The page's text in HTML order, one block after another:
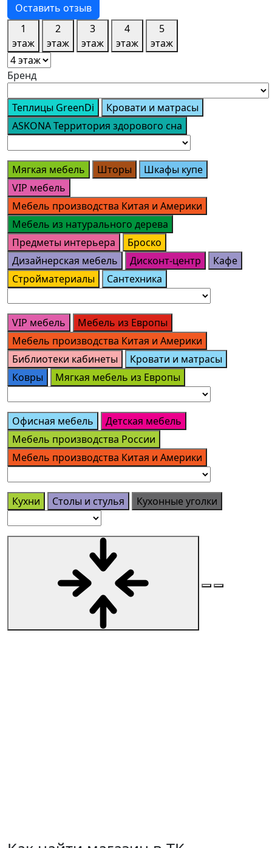
Оставить отзыв
1
этаж
2
этаж
3
этаж
4
этаж
5
этаж
Бренд
Теплицы GreenDi
Кровати и матрасы
ASKONA Территория здорового сна
Мягкая мебель Шторы
Шкафы купе
VIP мебель
Мебель производства Китая и Америки
Мебель из натурального дерева
Предметы интерьера
Броско
Дизайнерская мебель
Дисконт-центр
Кафе
Стройматериалы
Сантехника
VIP мебель
Мебель из Европы
Мебель производства Китая и Америки
Библиотеки кабинеты
Кровати и матрасы
Ковры
Мягкая мебель из Европы
Офисная мебель
Детская мебель
Мебель производства России
Мебель производства Китая и Америки
Кухни Столы и стулья Кухонные уголки